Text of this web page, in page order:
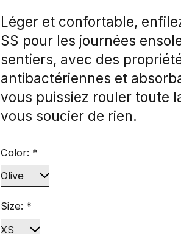
Léger et confortable,
SS pour les journées
sentiers, avec des
antibactériennes et
vous puissiez rouler toute
vous soucier de rien.
Color: *
Size: *